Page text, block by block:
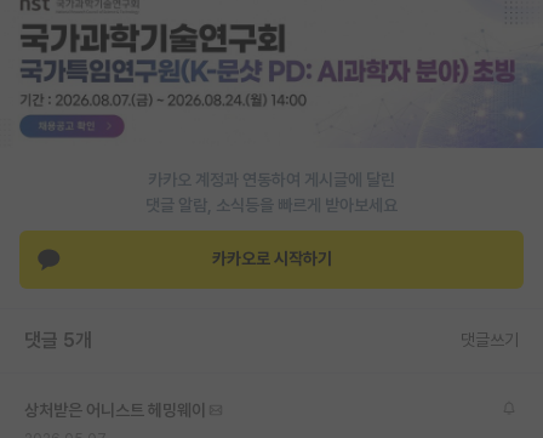
카카오 계정과 연동하여 게시글에 달린
댓글 알람, 소식등을 빠르게 받아보세요
카카오로 시작하기
댓글 5개 댓글쓰기
상처받은 어니스트 헤밍웨이